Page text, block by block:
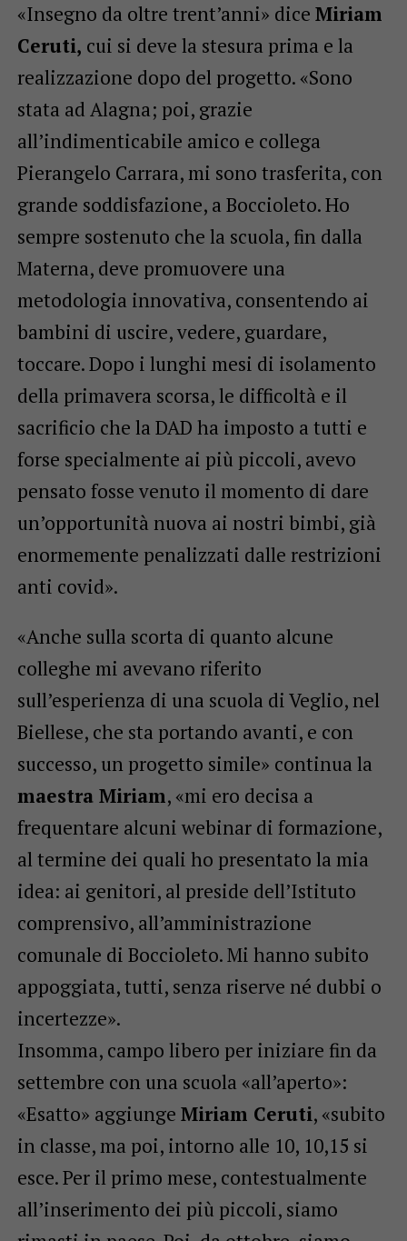
«Insegno da oltre trent’anni» dice Miriam
Ceruti, cui si deve la stesura prima e la
realizzazione dopo del progetto. «Sono
stata ad Alagna; poi, grazie
all’indimenticabile amico e collega
Pierangelo Carrara, mi sono trasferita, con
grande soddisfazione, a Boccioleto. Ho
sempre sostenuto che la scuola, fin dalla
Materna, deve promuovere una
metodologia innovativa, consentendo ai
bambini di uscire, vedere, guardare,
toccare. Dopo i lunghi mesi di isolamento
della primavera scorsa, le difficoltà e il
sacrificio che la DAD ha imposto a tutti e
forse specialmente ai più piccoli, avevo
pensato fosse venuto il momento di dare
un’opportunità nuova ai nostri bimbi, già
enormemente penalizzati dalle restrizioni
anti covid».
«Anche sulla scorta di quanto alcune
colleghe mi avevano riferito
sull’esperienza di una scuola di Veglio, nel
Biellese, che sta portando avanti, e con
successo, un progetto simile» continua la
maestra Miriam, «mi ero decisa a
frequentare alcuni webinar di formazione,
al termine dei quali ho presentato la mia
idea: ai genitori, al preside dell’Istituto
comprensivo, all’amministrazione
comunale di Boccioleto. Mi hanno subito
appoggiata, tutti, senza riserve né dubbi o
incertezze».
Insomma, campo libero per iniziare fin da
settembre con una scuola «all’aperto»:
«Esatto» aggiunge Miriam Ceruti, «subito
in classe, ma poi, intorno alle 10, 10,15 si
esce. Per il primo mese, contestualmente
all’inserimento dei più piccoli, siamo